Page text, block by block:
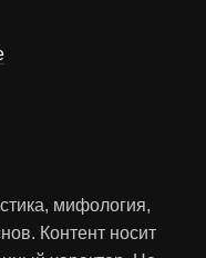
мифология,
Контент носит